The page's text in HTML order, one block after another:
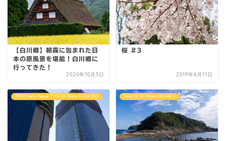
【白川郷】朝霧に包まれた日
本の原風景を堪能！白川郷に
行ってきた！
2020年10月5日
桜 #3
2019年4月11日
ZEISS Vario-Tessar T* FE 24-70mm F4 ZA OSS Sony FE 24-70mm F2.8 GM II